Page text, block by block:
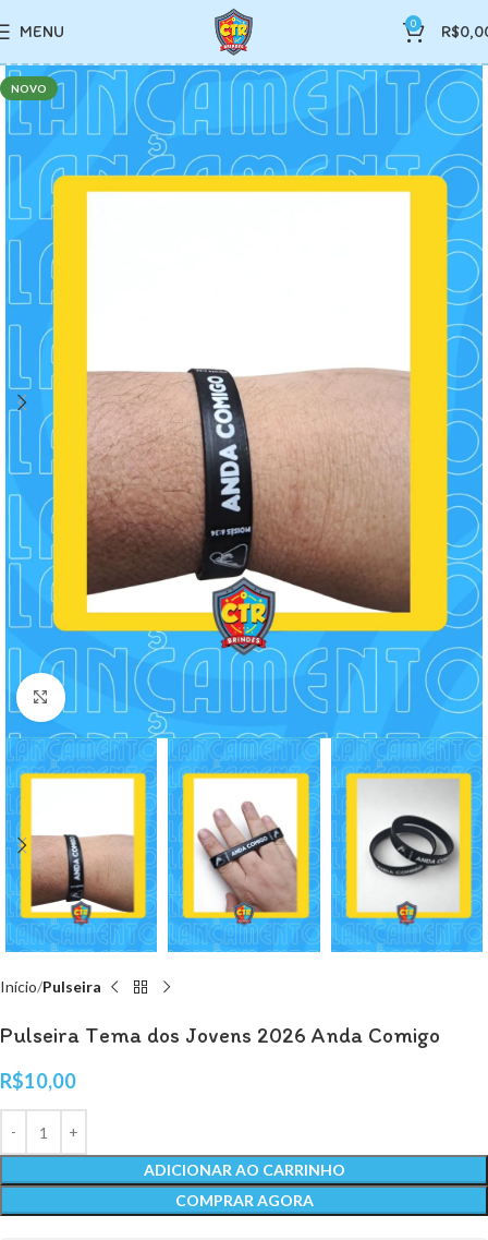
MENU 0 R$
NOVO
Clique para ampliar
Início Pulseira
Pulseira Tema dos Jovens 2026 Anda Comigo
R$10,00
ADICIONAR AO CARRINHO
COMPRAR AGORA